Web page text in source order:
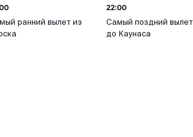
ранний вылет из
22:00
Самый поздний вылет
до Каунаса